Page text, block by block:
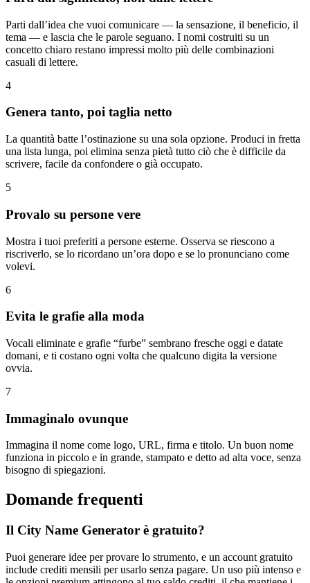
Parti dall’idea che vuoi comunicare — la sensazione, il beneficio, il
tema — e lascia che le parole seguano. I nomi costruiti su un
concetto chiaro restano impressi molto più delle combinazioni
casuali di lettere.
4
Genera tanto, poi taglia netto
La quantità batte l’ostinazione su una sola opzione. Produci in fretta
una lista lunga, poi elimina senza pietà tutto ciò che è difficile da
scrivere, facile da confondere o già occupato.
5
Provalo su persone vere
Mostra i tuoi preferiti a persone esterne. Osserva se riescono a
riscriverlo, se lo ricordano un’ora dopo e se lo pronunciano come
volevi.
6
Evita le grafie alla moda
Vocali eliminate e grafie “furbe” sembrano fresche oggi e datate
domani, e ti costano ogni volta che qualcuno digita la versione
ovvia.
7
Immaginalo ovunque
Immagina il nome come logo, URL, firma e titolo. Un buon nome
funziona in piccolo e in grande, stampato e detto ad alta voce, senza
bisogno di spiegazioni.
Domande frequenti
Il City Name Generator è gratuito?
Puoi generare idee per provare lo strumento, e un account gratuito
include crediti mensili per usarlo senza pagare. Un uso più intenso e